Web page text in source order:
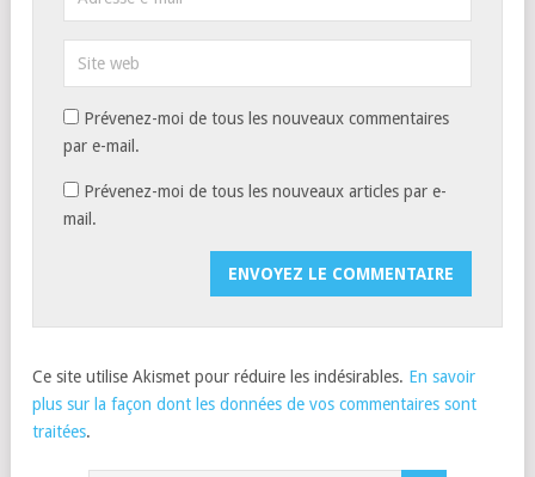
Prévenez-moi de tous les nouveaux commentaires
par e-mail.
Prévenez-moi de tous les nouveaux articles par e-
mail.
Ce site utilise Akismet pour réduire les indésirables. En savoir
plus sur la façon dont les données de vos commentaires sont
traitées.